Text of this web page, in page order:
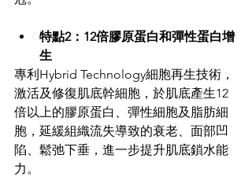
特點2：12倍膠原蛋白和彈性蛋白增
生
專利Hybrid Technology細胞再生技術，
激活及修復肌底幹細胞，於肌底產生12
倍以上的膠原蛋白、彈性細胞及脂肪細
胞，延緩組織流失導致的衰老、面部凹
陷、鬆弛下垂，進一步提升肌底鎖水能
力。